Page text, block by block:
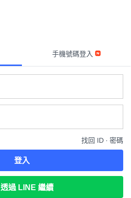
手機號碼登入
找回 ID ∙ 密碼
登入
透過 LINE 繼續